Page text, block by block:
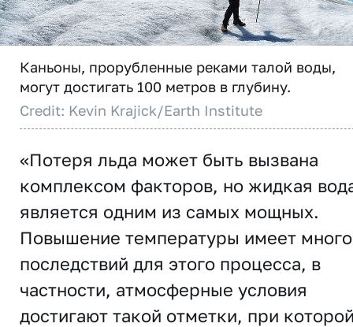
Каньоны, прорубленные реками талой воды,
могут достигать 100 метров в глубину.
Credit: Kevin Krajick/Earth Institute
«Потеря льда может быть вызвана
комплексом факторов, но жидкая
является одним из самых мощных.
Повышение температуры имеет много
последствий для этого процесса, в
частности, атмосферные условия
достигают такой отметки, при